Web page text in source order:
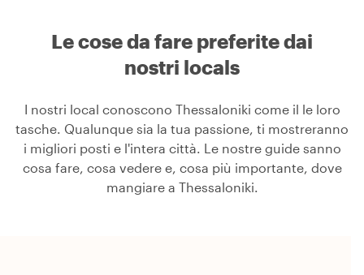
Le cose da fare preferite dai
nostri locals
I nostri local conoscono Thessaloniki come il le loro
tasche. Qualunque sia la tua passione, ti mostreranno
i migliori posti e l'intera città. Le nostre guide sanno
cosa fare, cosa vedere e, cosa più importante, dove
mangiare a Thessaloniki.